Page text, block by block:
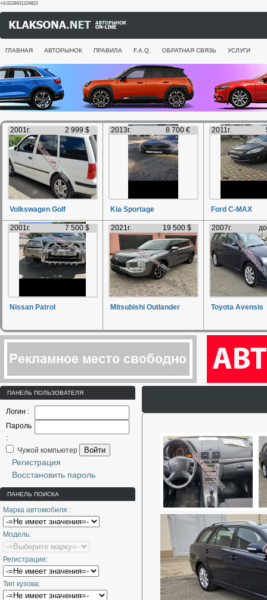
+0.0228431224823
ГЛАВНАЯ АВТОРЫНОК ПРАВИЛА F.A.Q. ОБРАТНАЯ СВЯЗЬ УСЛУГИ
2001г. 2 999 $
Volkswagen Golf
2013г. 8 700 €
Kia Sportage
2011г.
Ford C-MAX
2001г. 7 500 $
Nissan Patrol
2021г. 19 500 $
Mitsubishi Outlander
2007г.
Toyota Avensis
ПАНЕЛЬ ПОЛЬЗОВАТЕЛЯ
Логин :
Пароль
:
Чужой компьютер
Войти
Регистрация
Восстановить пароль
ПАНЕЛЬ ПОИСКА
Марка автомобиля :
Модель:
Регистрация:
Тип кузова: